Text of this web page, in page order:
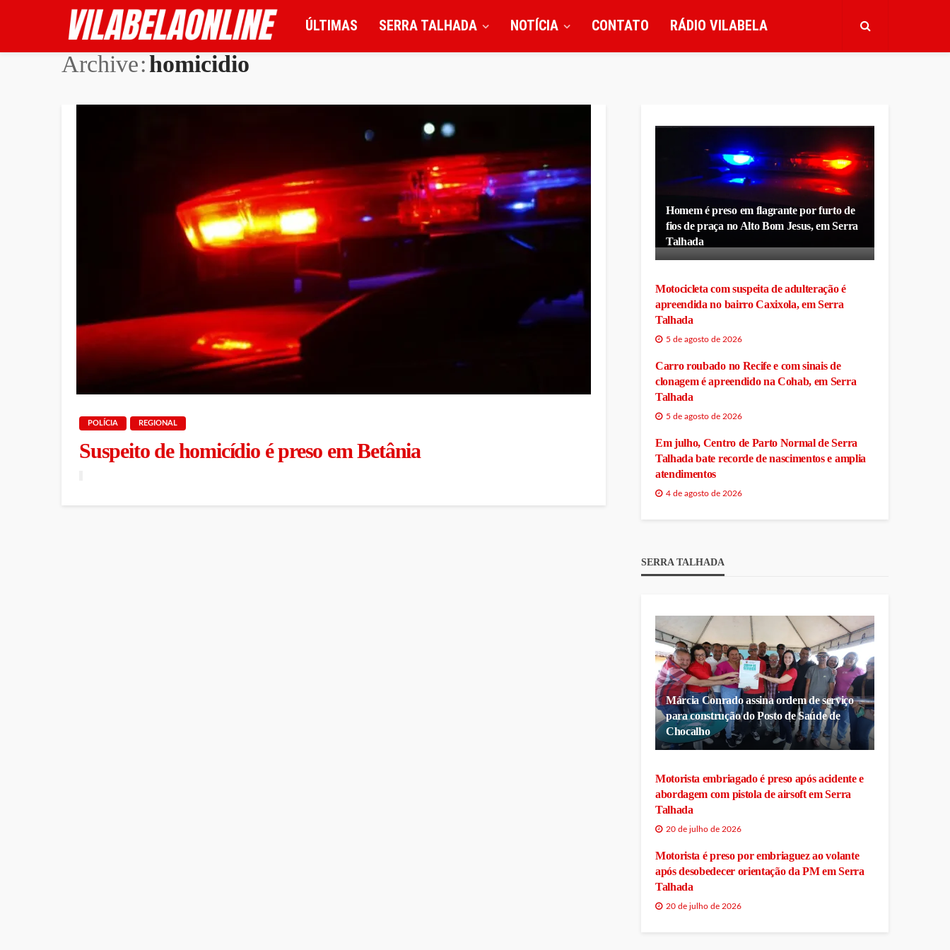
ÚLTIMAS SERRA TALHADA NOTÍCIA CONTATO RÁDIO VILABELA
Archive homicidio
POLÍCIA REGIONAL
Suspeito de homicídio é preso em Betânia
Homem é preso em flagrante por furto de
fios de praça no Alto Bom Jesus, em Serra
Talhada
Motocicleta com suspeita de adulteração é
apreendida no bairro Caxixola, em Serra
Talhada
5 de agosto de 2026
Carro roubado no Recife e com sinais de
clonagem é apreendido na Cohab, em Serra
Talhada
5 de agosto de 2026
Em julho, Centro de Parto Normal de Serra
Talhada bate recorde de nascimentos e amplia
atendimentos
4 de agosto de 2026
SERRA TALHADA
Márcia Conrado assina ordem de serviço
para construção do Posto de Saúde de
Chocalho
Motorista embriagado é preso após acidente e
abordagem com pistola de airsoft em Serra
Talhada
20 de julho de 2026
Motorista é preso por embriaguez ao volante
após desobedecer orientação da PM em Serra
Talhada
20 de julho de 2026